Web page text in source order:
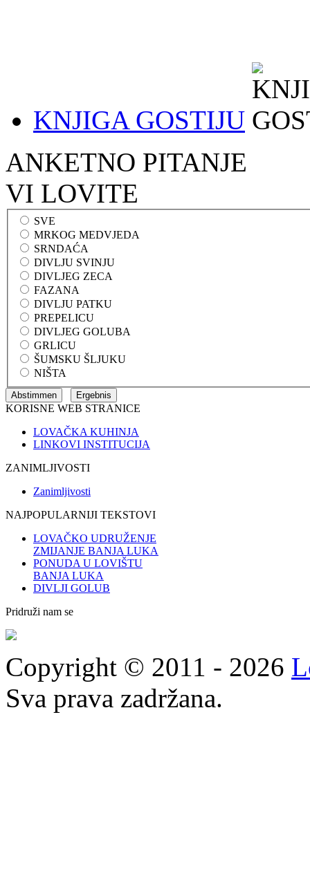
KNJIGA GOSTIJU
ANKETNO PITANJE
VI LOVITE
SVE
MRKOG MEDVJEDA
SRNDAĆA
DIVLJU SVINJU
DIVLJEG ZECA
FAZANA
DIVLJU PATKU
PREPELICU
DIVLJEG GOLUBA
GRLICU
ŠUMSKU ŠLJUKU
NIŠTA
KORISNE WEB STRANICE
LOVAČKA KUHINJA
LINKOVI INSTITUCIJA
ZANIMLJIVOSTI
Zanimljivosti
NAJPOPULARNIJI TEKSTOVI
LOVAČKO UDRUŽENJE
ZMIJANJE BANJA LUKA
PONUDA U LOVIŠTU
BANJA LUKA
DIVLJI GOLUB
Pridruži nam se
Copyright © 2011 - 2026
Sva prava zadržana.